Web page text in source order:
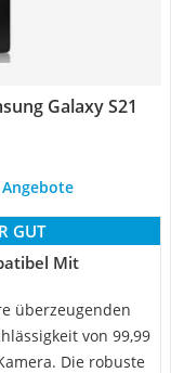
Galaxy S21
GUT
Mit
überzeugenden
von 99,99
Die robuste